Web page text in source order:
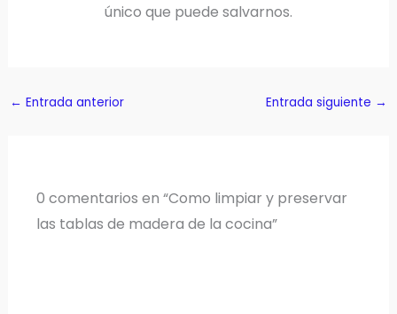
único que puede salvarnos.
← Entrada anterior Entrada siguiente →
0 comentarios en “Como limpiar y preservar
las tablas de madera de la cocina”